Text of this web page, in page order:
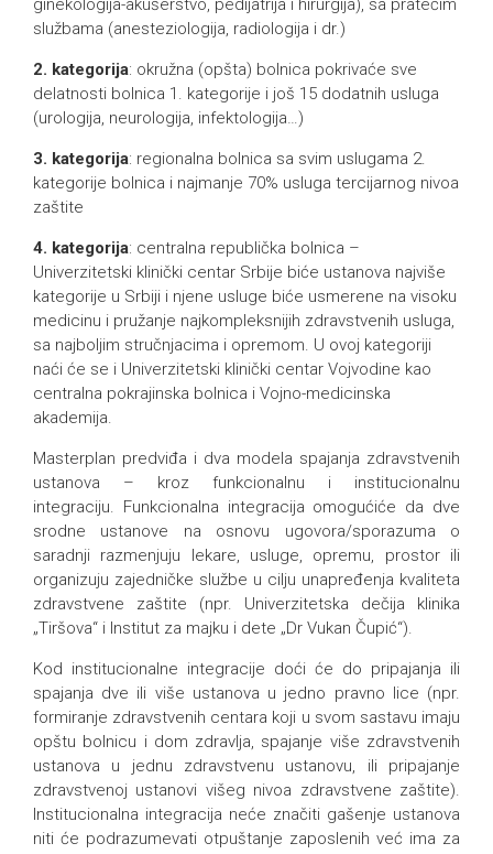
ginekologija-akušerstvo, pedijatrija i hirurgija), sa pratećim
službama (anesteziologija, radiologija i dr.)
2. kategorija: okružna (opšta) bolnica pokrivaće sve
delatnosti bolnica 1. kategorije i još 15 dodatnih usluga
(urologija, neurologija, infektologija…)
3. kategorija: regionalna bolnica sa svim uslugama 2.
kategorije bolnica i najmanje 70% usluga tercijarnog nivoa
zaštite
4. kategorija: centralna republička bolnica –
Univerzitetski klinički centar Srbije biće ustanova najviše
kategorije u Srbiji i njene usluge biće usmerene na visoku
medicinu i pružanje najkompleksnijih zdravstvenih usluga,
sa najboljim stručnjacima i opremom. U ovoj kategoriji
naći će se i Univerzitetski klinički centar Vojvodine kao
centralna pokrajinska bolnica i Vojno-medicinska
akademija.
Masterplan predviđa i dva modela spajanja zdravstvenih
ustanova – kroz funkcionalnu i institucionalnu
integraciju. Funkcionalna integracija omogućiće da dve
srodne ustanove na osnovu ugovora/sporazuma o
saradnji razmenjuju lekare, usluge, opremu, prostor ili
organizuju zajedničke službe u cilju unapređenja kvaliteta
zdravstvene zaštite (npr. Univerzitetska dečija klinika
„Tiršova“ i Institut za majku i dete „Dr Vukan Čupić“).
Kod institucionalne integracije doći će do pripajanja ili
spajanja dve ili više ustanova u jedno pravno lice (npr.
formiranje zdravstvenih centara koji u svom sastavu imaju
opštu bolnicu i dom zdravlja, spajanje više zdravstvenih
ustanova u jednu zdravstvenu ustanovu, ili pripajanje
zdravstvenoj ustanovi višeg nivoa zdravstvene zaštite).
Institucionalna integracija neće značiti gašenje ustanova
niti će podrazumevati otpuštanje zaposlenih već ima za